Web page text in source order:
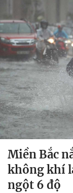
Miền Bắc
không khí
ngột 6 độ